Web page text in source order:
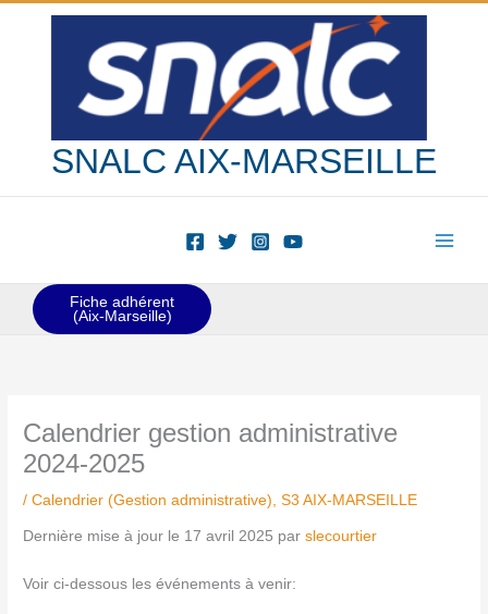
SNALC AIX-MARSEILLE
Fiche adhérent
(Aix-Marseille)
Calendrier gestion administrative
2024-2025
/Calendrier (Gestion administrative) ,S3 AIX-MARSEILLE
Dernière mise à jour le 17 avril 2025 parslecourtier
Voir ci-dessous les événements à venir: